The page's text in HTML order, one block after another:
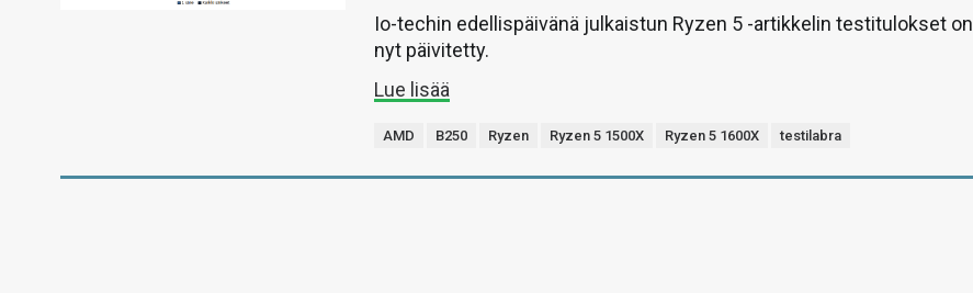
Io-techin edellispäivänä julkaistun Ryzen 5 -artikkelin testitulokset on
nyt päivitetty.
Lue lisää
AMD B250 Ryzen Ryzen 5 1500X Ryzen 5 1600X testilabra